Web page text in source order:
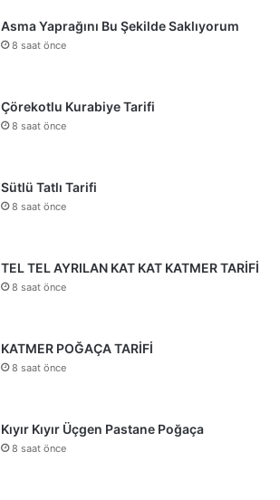
Asma Yaprağını Bu Şekilde Saklıyorum
8 saat önce
Çörekotlu Kurabiye Tarifi
8 saat önce
Sütlü Tatlı Tarifi
8 saat önce
TEL TEL AYRILAN KAT KAT KATMER TARİFİ
8 saat önce
KATMER POĞAÇA TARİFİ
8 saat önce
Kıyır Kıyır Üçgen Pastane Poğaça
8 saat önce